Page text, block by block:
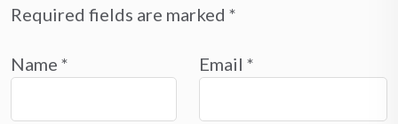
Required fields are marked *
Name * Email *